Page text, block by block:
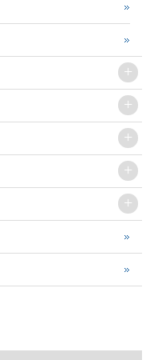
+
+
+
+
+